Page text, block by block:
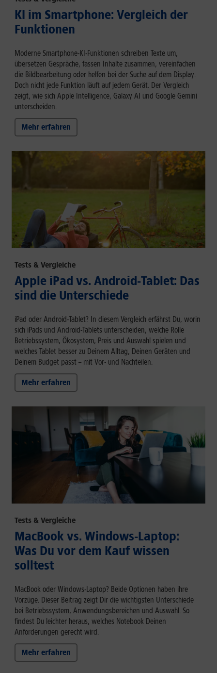
KI im Smartphone: Vergleich der
Funktionen
Moderne Smartphone-KI-Funktionen schreiben Texte um,
übersetzen Gespräche, fassen Inhalte zusammen, vereinfachen
die Bildbearbeitung oder helfen bei der Suche auf dem Display.
Doch nicht jede Funktion läuft auf jedem Gerät. Der Vergleich
zeigt, wie sich Apple Intelligence, Galaxy AI und Google Gemini
unterscheiden.
Mehr erfahren
Tests & Vergleiche
Apple iPad vs. Android-Tablet: Das
sind die Unterschiede
iPad oder Android-Tablet? In diesem Vergleich erfährst Du, worin
sich iPads und Android-Tablets unterscheiden, welche Rolle
Betriebssystem, Ökosystem, Preis und Auswahl spielen und
welches Tablet besser zu Deinem Alltag, Deinen Geräten und
Deinem Budget passt – mit Vor- und Nachteilen.
Mehr erfahren
Tests & Vergleiche
MacBook vs. Windows-Laptop:
Was Du vor dem Kauf wissen
solltest
MacBook oder Windows-Laptop? Beide Optionen haben ihre
Vorzüge. Dieser Beitrag zeigt Dir die wichtigsten Unterschiede
bei Betriebssystem, Anwendungsbereichen und Auswahl. So
findest Du leichter heraus, welches Notebook Deinen
Anforderungen gerecht wird.
Mehr erfahren